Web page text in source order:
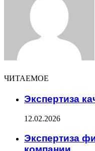
ЧИТАЕМОЕ
Экспертиза
12.02.2026
Экспертиза